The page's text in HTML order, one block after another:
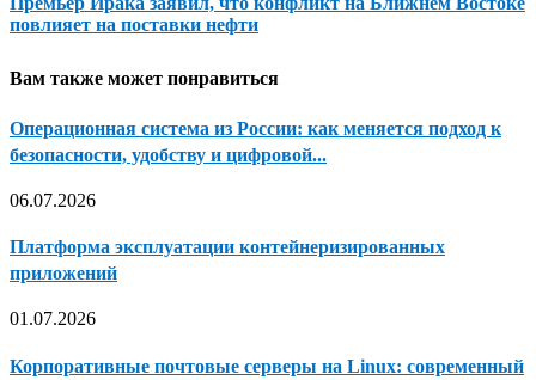
повлияет на поставки нефти
Вам также может понравиться
Операционная система из России: как меняется подход к
безопасности, удобству и цифровой...
06.07.2026
Платформа эксплуатации контейнеризированных
приложений
01.07.2026
Корпоративные почтовые серверы на Linux: современный